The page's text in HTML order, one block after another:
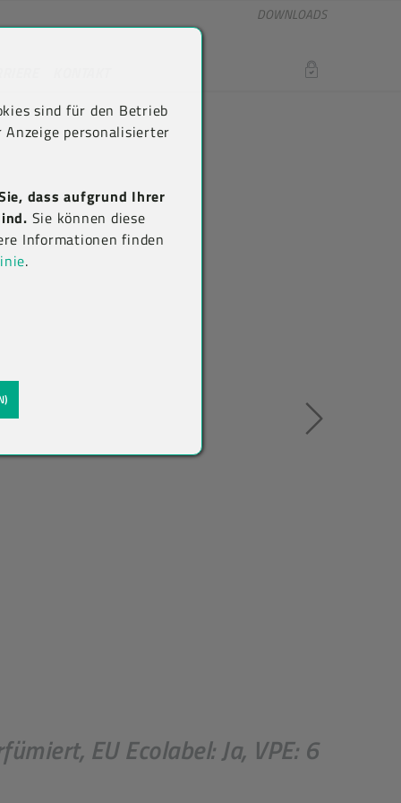
DOWNLOADS
LOGIN
EU Ecolabel: Ja, VPE: 6
sind für den Betrieb
personalisierter
dass aufgrund Ihrer
Sie können diese
Informationen finden
.